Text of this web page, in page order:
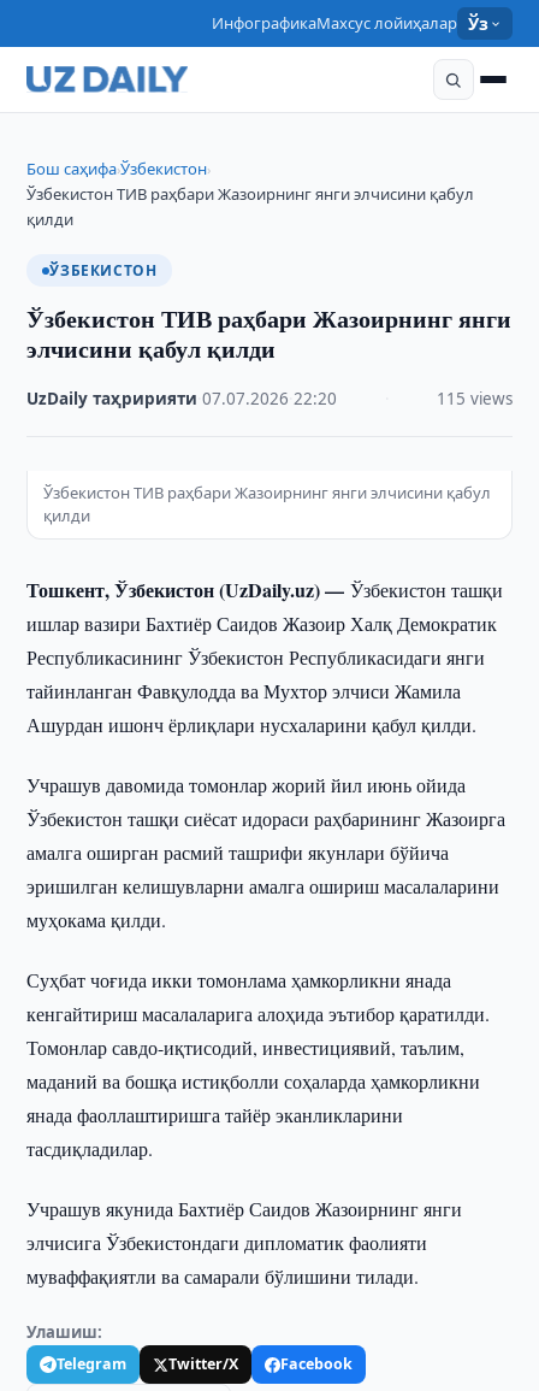
ИнфографикаМахсус лойиҳалар Ўз
Бош саҳифа›Ўзбекистон›
Ўзбекистон ТИВ раҳбари Жазоирнинг янги элчисини қабул
қилди
ЎЗБЕКИСТОН
Ўзбекистон ТИВ раҳбари Жазоирнинг янги
элчисини қабул қилди
UzDaily таҳририяти ·07.07.2026 ·22:20 115 views
Ўзбекистон ТИВ раҳбари Жазоирнинг янги элчисини қабул
қилди
Тошкент, Ўзбекистон (UzDaily.uz) —Ўзбекистон ташқи
ишлар вазири Бахтиёр Саидов Жазоир Халқ Демократик
Республикасининг Ўзбекистон Республикасидаги янги
тайинланган Фавқулодда ва Мухтор элчиси Жамила
Ашурдан ишонч ёрлиқлари нусхаларини қабул қилди.
Учрашув давомида томонлар жорий йил июнь ойида
Ўзбекистон ташқи сиёсат идораси раҳбарининг Жазоирга
амалга оширган расмий ташрифи якунлари бўйича
эришилган келишувларни амалга ошириш масалаларини
муҳокама қилди.
Суҳбат чоғида икки томонлама ҳамкорликни янада
кенгайтириш масалаларига алоҳида эътибор қаратилди.
Томонлар савдо-иқтисодий, инвестициявий, таълим,
маданий ва бошқа истиқболли соҳаларда ҳамкорликни
янада фаоллаштиришга тайёр эканликларини
тасдиқладилар.
Учрашув якунида Бахтиёр Саидов Жазоирнинг янги
элчисига Ўзбекистондаги дипломатик фаолияти
муваффақиятли ва самарали бўлишини тилади.
Улашиш:
Telegram Twitter/X
Facebook